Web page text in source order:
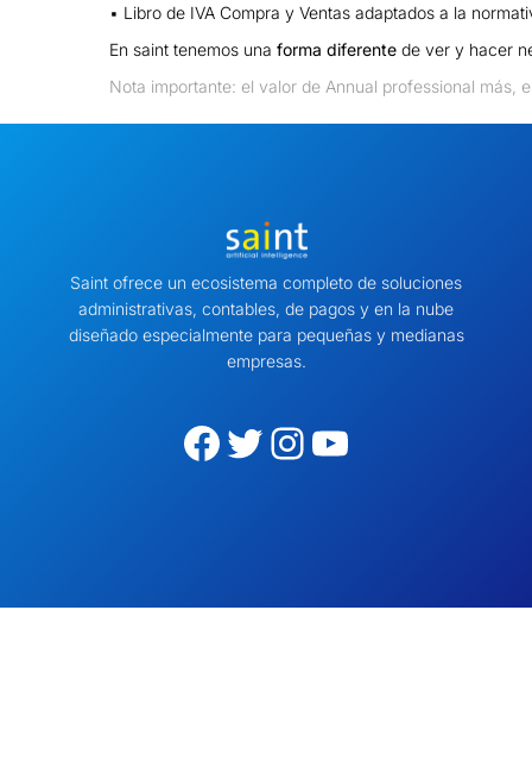
▪ Libro de IVA Compra y Ventas adaptados a la
En saint tenemos una forma diferentede ver y hacer
Nota importante: el valor de Annual professional más,
Saint ofrece un ecosistema completo de soluciones
administrativas, contables, de pagos y en la nube
diseñado especialmente para pequeñas y medianas
empresas.
Facebook Twitter Instagram YouTube